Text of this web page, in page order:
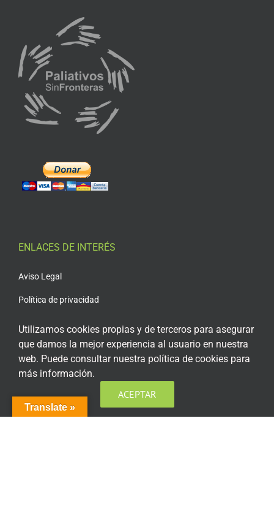
ENLACES DE INTERÉS
Aviso Legal
Política de privacidad
Política de cookies
Condiciones generales de contratación
Acceso plataforma de teleformación
Translate »
Utilizamos cookies propias y de terceros para asegurar
que damos la mejor experiencia al usuario en nuestra
web. Puede consultar nuestra política de cookies para
más información.
ACEPTAR